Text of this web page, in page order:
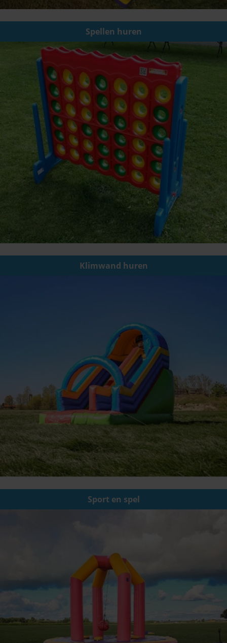
Spellen huren
Klimwand huren
Sport en spel